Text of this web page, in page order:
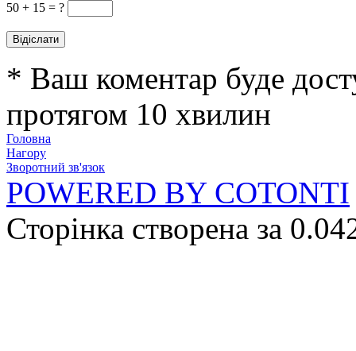
50 + 15 = ?
* Ваш коментар буде
протягом 10 хвилин
Головна
Нагору
Зворотний зв'язок
POWERED BY COTONTI
Сторінка створена за